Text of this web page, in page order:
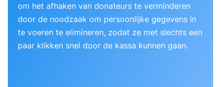
om het afhaken van donateurs te verminderen
door de noodzaak om persoonlijke gegevens in
te voeren te elimineren, zodat ze met slechts een
paar klikken snel door de kassa kunnen gaan.